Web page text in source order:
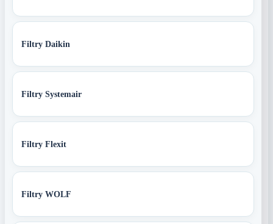
Filtry Daikin
Filtry Systemair
Filtry Flexit
Filtry WOLF